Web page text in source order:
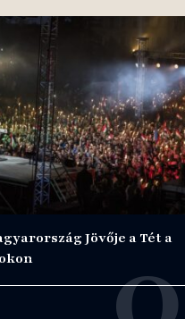
Jövője a Tét a